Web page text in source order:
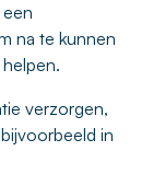
na te kunnen
verzorgen,
in